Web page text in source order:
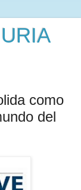
como
del